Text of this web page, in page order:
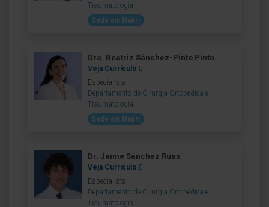
Traumatologia
Sede em Madri
Dra. Beatriz Sánchez-Pinto Pinto
Veja Currículo
Especialista
Departamento de Cirurgia Ortopédica e
Traumatologia
Sede em Madri
Dr. Jaime Sánchez Ruas
Veja Currículo
Especialista
Departamento de Cirurgia Ortopédica e
Traumatologia